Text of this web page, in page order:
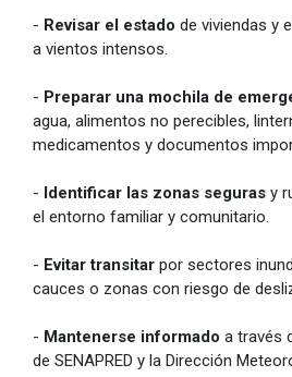
- Revisar el estado de viviendas y
a vientos intensos.
- Preparar una mochila de
agua, alimentos no perecibles,
medicamentos y documentos
- Identificar las zonas seguras y
el entorno familiar y comunitario.
- Evitar transitar por sectores
cauces o zonas con riesgo de
- Mantenerse informado a través
de SENAPRED y la Dirección